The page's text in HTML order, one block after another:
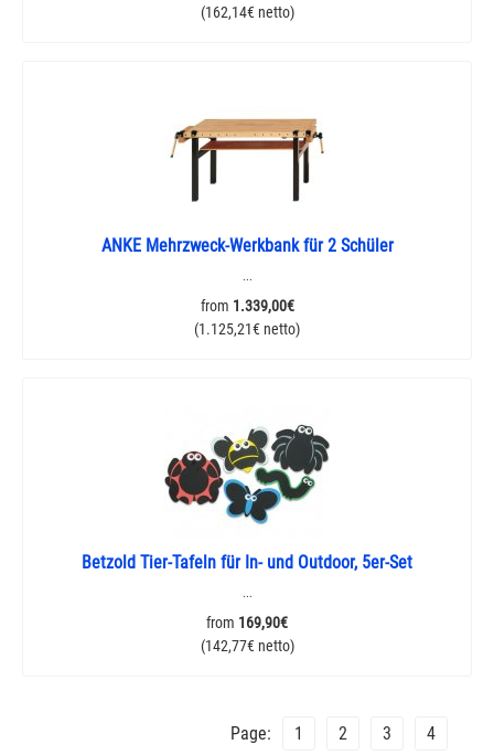
(162,14€ netto)
ANKE Mehrzweck-Werkbank für 2 Schüler
...
from 1.339,00€
(1.125,21€ netto)
Betzold Tier-Tafeln für In- und Outdoor, 5er-Set
...
from 169,90€
(142,77€ netto)
Page: 1 2 3 4